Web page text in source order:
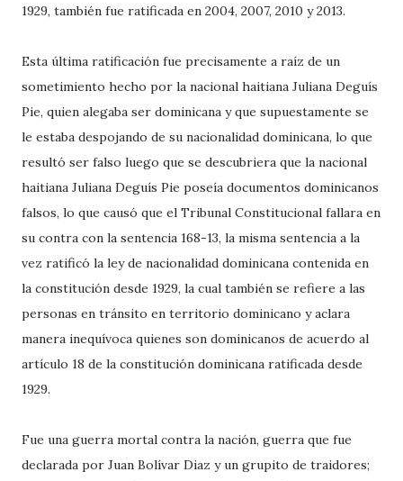
1929, también fue ratificada en 2004, 2007, 2010 y 2013.
Esta última ratificación fue precisamente a raíz de un
sometimiento hecho por la nacional haitiana Juliana Deguís
Pie, quien alegaba ser dominicana y que supuestamente se
le estaba despojando de su nacionalidad dominicana, lo que
resultó ser falso luego que se descubriera que la nacional
haitiana Juliana Deguís Pie poseía documentos dominicanos
falsos, lo que causó que el Tribunal Constitucional fallara en
su contra con la sentencia 168-13, la misma sentencia a la
vez ratificó la ley de nacionalidad dominicana contenida en
la constitución desde 1929, la cual también se refiere a las
personas en tránsito en territorio dominicano y aclara
manera inequívoca quienes son dominicanos de acuerdo al
artículo 18 de la constitución dominicana ratificada desde
1929.
Fue una guerra mortal contra la nación, guerra que fue
declarada por Juan Bolívar Diaz y un grupito de traidores;